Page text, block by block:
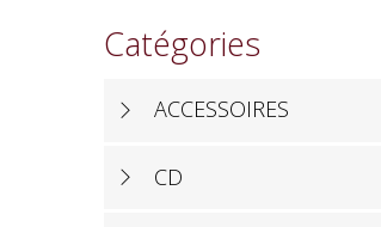
Catégories
ACCESSOIRES
CD